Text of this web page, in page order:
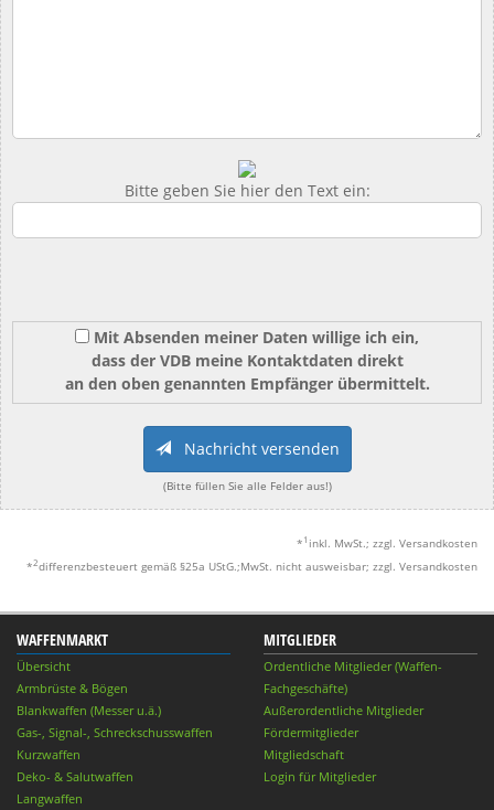
Bitte geben Sie hier den Text ein:
Mit Absenden meiner Daten willige ich ein,
dass der VDB meine Kontaktdaten direkt
an den oben genannten Empfänger übermittelt.
Nachricht versenden
(Bitte füllen Sie alle Felder aus!)
* 1 inkl. MwSt.; zzgl. Versandkosten
*2differenzbesteuert gemäß §25a UStG.;MwSt. nicht ausweisbar; zzgl. Versandkosten
WAFFENMARKT
Übersicht
Armbrüste & Bögen
Blankwaffen (Messer u.ä.)
Gas-, Signal-, Schreckschusswaffen
Kurzwaffen
Deko- & Salutwaffen
Langwaffen
MITGLIEDER
Ordentliche Mitglieder (Waffen-
Fachgeschäfte)
Außerordentliche Mitglieder
Fördermitglieder
Mitgliedschaft
Login für Mitglieder